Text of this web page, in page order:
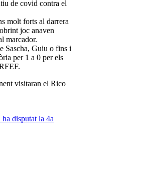
de covid contra el
molt forts al darrera
joc anaven
marcador.
Sascha, Guiu o fins i
per 1 a 0 per els
visitaran el Rico
disputat la 4a